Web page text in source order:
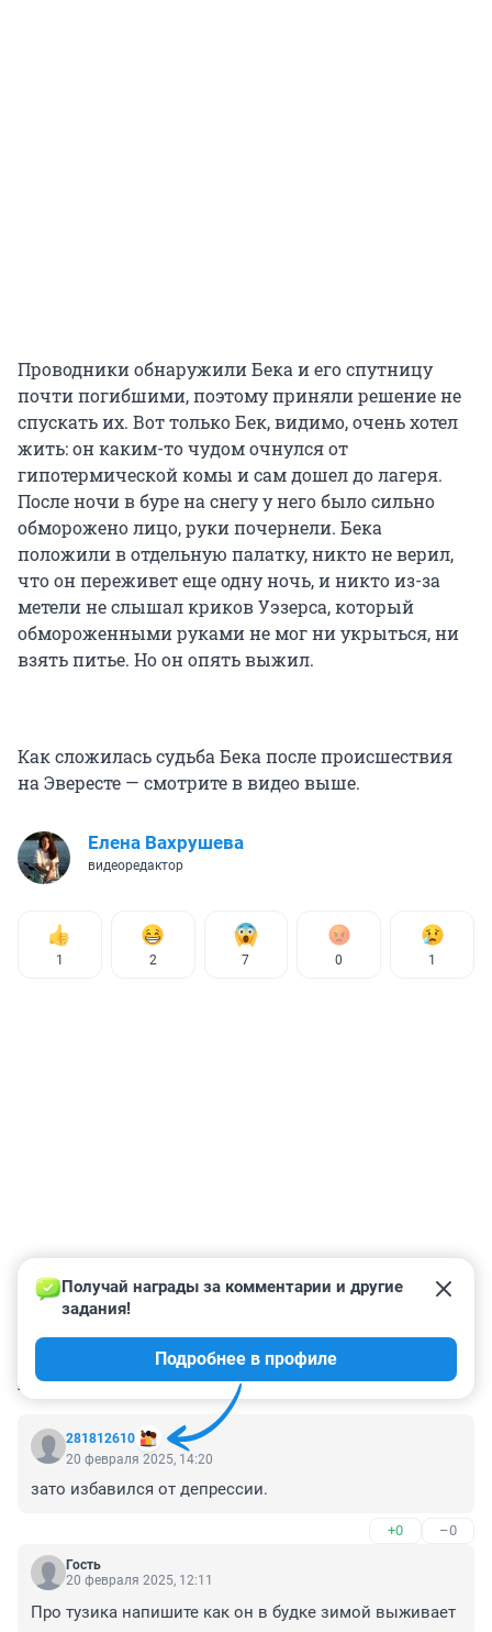
Проводники обнаружили Бека и его спутницу
почти погибшими, поэтому приняли решение не
спускать их. Вот только Бек, видимо, очень хотел
жить: он каким-то чудом очнулся от
гипотермической комы и сам дошел до лагеря.
После ночи в буре на снегу у него было сильно
обморожено лицо, руки почернели. Бека
положили в отдельную палатку, никто не верил,
что он переживет еще одну ночь, и никто из-за
метели не слышал криков Уэзерса, который
обмороженными руками не мог ни укрыться, ни
взять питье. Но он опять выжил.
Как сложилась судьба Бека после происшествия
на Эвересте — смотрите в видео выше.
Елена Вахрушева
видеоредактор
1 2 7 0 1
КОММЕНТАРИИ 28
281812610
Получай награды за комментарии и другие
задания!
Подробнее в профиле
20 февраля 2025, 14:20
зато избавился от депрессии.
+0 –0
Гость
20 февраля 2025, 12:11
Про тузика напишите как он в будке зимой выживает